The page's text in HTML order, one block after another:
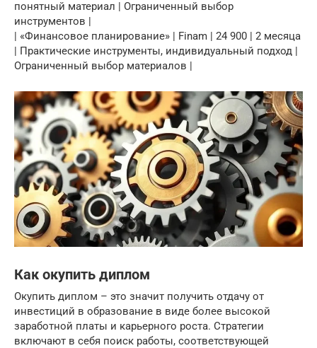
понятный материал | Ограниченный выбор
инструментов |
| «Финансовое планирование» | Finam | 24 900 | 2 месяца
| Практические инструменты, индивидуальный подход |
Ограниченный выбор материалов |
Как окупить диплом
Окупить диплом – это значит получить отдачу от
инвестиций в образование в виде более высокой
заработной платы и карьерного роста. Стратегии
включают в себя поиск работы, соответствующей